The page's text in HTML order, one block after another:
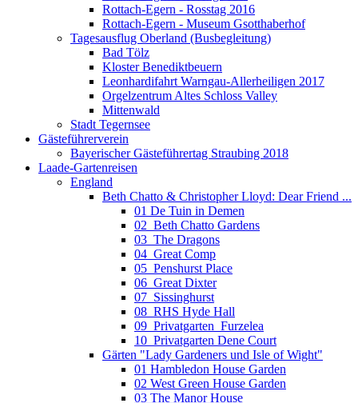
Rottach-Egern - Rosstag 2016
Rottach-Egern - Museum Gsotthaberhof
Tagesausflug Oberland (Busbegleitung)
Bad Tölz
Kloster Benediktbeuern
Leonhardifahrt Warngau-Allerheiligen 2017
Orgelzentrum Altes Schloss Valley
Mittenwald
Stadt Tegernsee
Gästeführerverein
Bayerischer Gästeführertag Straubing 2018
Laade-Gartenreisen
England
Beth Chatto & Christopher Lloyd: Dear Friend ...
01 De Tuin in Demen
02_Beth Chatto Gardens
03_The Dragons
04_Great Comp
05_Penshurst Place
06_Great Dixter
07_Sissinghurst
08_RHS Hyde Hall
09_Privatgarten_Furzelea
10_Privatgarten Dene Court
Gärten "Lady Gardeners und Isle of Wight"
01 Hambledon House Garden
02 West Green House Garden
03 The Manor House